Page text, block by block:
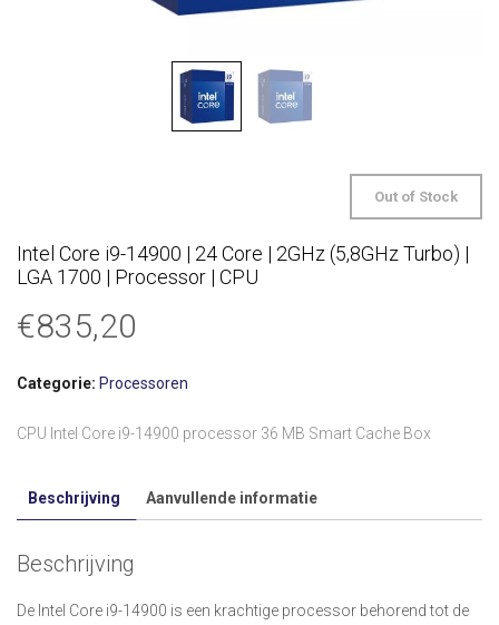
Out of Stock
Intel Core i9-14900 | 24 Core | 2GHz (5,8GHz Turbo) |
LGA 1700 | Processor | CPU
€835,20
Categorie: Processoren
CPU Intel Core i9-14900 processor 36 MB Smart Cache Box
Beschrijving Aanvullende informatie
Beschrijving
De Intel Core i9-14900 is een krachtige processor behorend tot de